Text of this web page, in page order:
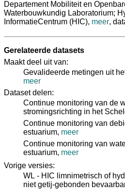
Departement Mobiliteit en
Waterbouwkundig Laboratorium;
InformatieCentrum (HIC), meer,
Gerelateerde datasets
Maakt deel uit van:
Gevalideerde metingen uit
meer
Dataset delen:
Continue monitoring van de
stromingsrichting in het
Continue monitoring van
estuarium, meer
Continue monitoring van
estuarium, meer
Vorige versies:
WL - HIC limnimetrisch of
niet getij-gebonden